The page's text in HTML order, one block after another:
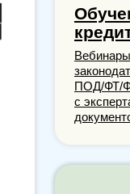
ПОД/ФТ/
с